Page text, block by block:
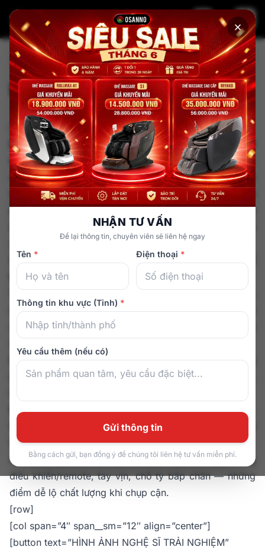
Trang chủ Khách hàng trải nghiệm
Khách hàng trải nghiệm
[section]
Bạn muốn xem ảnh thật trước khi chọn ghế
massage?Trang này tập trung 100% vàoảnh thực tế:
nhà khách hàng, showroom trải nghiệm và khoảnh
khắc nghệ sĩ tin dùng. Nhờ đó, bạn có thể đánh giá
màu sắc – kích thước – độ “hợp nhà”của từng model
trước khi chốt đơn, thay vì xem ảnh dựng hoặc phối
cảnh 3D thiếu chân thực.
VÌ SAO NÊN XEM ẢNH THẬT TRƯỚC KHI MUA GHẾ
MASSAGE?
Thấy rõ màu & chất liệu ngoài đời:cùng một mã màu,
ánh sáng phòng khách/đèn vàng có thể khác hẳn ảnh
studio. Ảnh thực tế giúp bạn ước lượng đúng sắc độ
Ước lượng kích thước chuẩn không gian:dễ hình dung
ghế đặt cạnh sofa/kệ TV, khoảng hở sau lưng khi ngả,
Đánh giá “độ hợp nội thất”:tông gỗ, đá, kính, thảm…
trong nhà bạn sẽ ảnh hưởng cảm giác tổng thể. Ảnh
thật cho bạn cảm nhận liền tay.
Xác thực độ bền chi tiết: đường may, ốp nhựa, bảng
điều khiển/remote, tay vịn, chỗ tỳ bắp chân — những
điểm dễ lộ chất lượng khi chụp cận.
[row]
[col span=”4″ span__sm=”12″ align=”center”]
[button text=”HÌNH ẢNH NGHỆ SĨ TRẢI NGHIỆM”
NHẬN TƯ VẤN
Để lại thông tin, chuyên viên sẽ liên hệ ngay
Tên * Điện thoại *
Thông tin khu vực (Tỉnh) *
Yêu cầu thêm (nếu có)
Gửi thông tin
Bằng cách gửi, bạn đồng ý để chúng tôi liên hệ tư vấn miễn phí.